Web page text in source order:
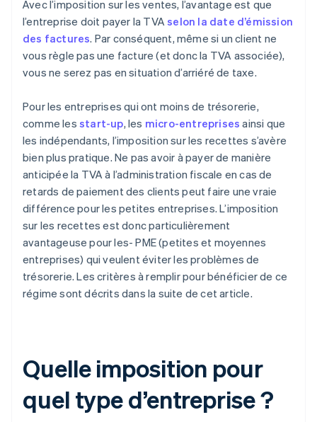
Avec l’imposition sur les ventes, l’avantage est que
l’entreprise doit payer la TVAselon la date d’émission
des factures. Par conséquent, même si un client ne
vous règle pas une facture (et donc la TVA associée),
vous ne serez pas en situation d’arriéré de taxe.
Pour les entreprises qui ont moins de trésorerie,
comme les start-up, les micro-entreprises ainsi que
les indépendants, l’imposition sur les recettes s’avère
bien plus pratique. Ne pas avoir à payer de manière
anticipée la TVA à l’administration fiscale en cas de
retards de paiement des clients peut faire une vraie
différence pour les petites entreprises. L’imposition
sur les recettes est donc particulièrement
avantageuse pour les- PME (petites et moyennes
entreprises) qui veulent éviter les problèmes de
trésorerie. Les critères à remplir pour bénéficier de ce
régime sont décrits dans la suite de cet article.
Quelle imposition pour
quel type d’entreprise ?